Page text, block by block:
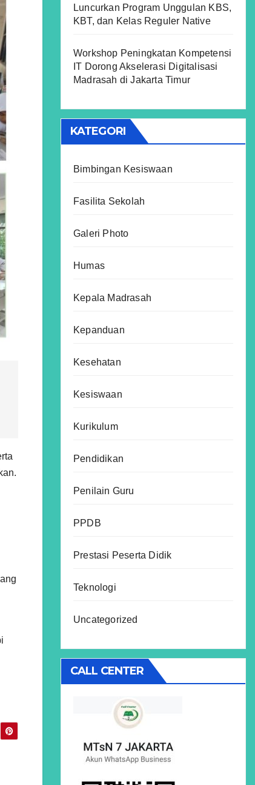
Luncurkan Program Unggulan KBS,
KBT, dan Kelas Reguler Native
Workshop Peningkatan Kompetensi
IT Dorong Akselerasi Digitalisasi
Madrasah di Jakarta Timur
KATEGORI
Bimbingan Kesiswaan
Fasilita Sekolah
Galeri Photo
Humas
Kepala Madrasah
Kepanduan
Kesehatan
Kesiswaan
Kurikulum
Pendidikan
Penilain Guru
PPDB
Prestasi Peserta Didik
Teknologi
Uncategorized
CALL CENTER